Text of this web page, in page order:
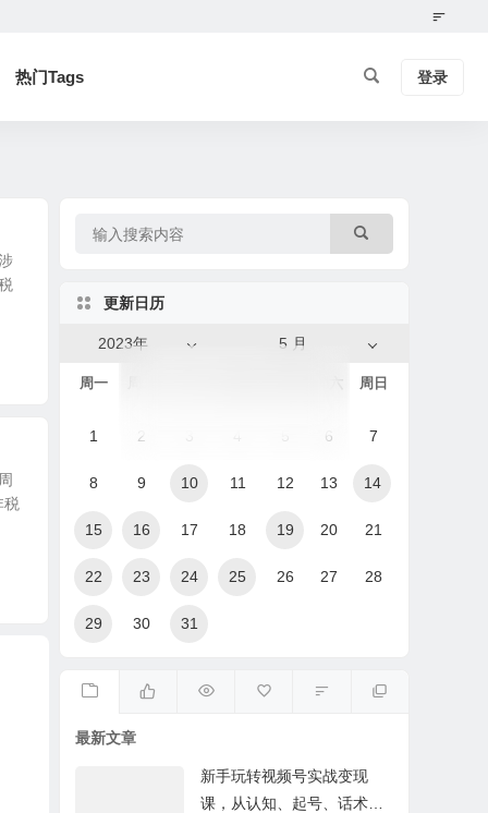
热门Tags 登录
税
更新日历
5 月
2023年
周一 周日
1 2 6 7
8 9 10 11 12 13 14
15 16 17 18 19 20 21
22 23 24 25 26 27 28
29 30 31
最新文章
新手玩转视频号实战变现
课，从认知、起号、话术、